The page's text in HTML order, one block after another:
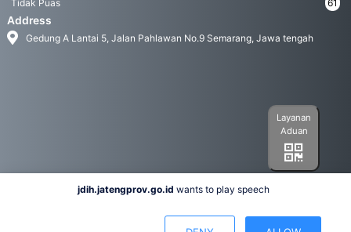
Tidak Puas
61
Address
Gedung A Lantai 5, Jalan Pahlawan No.9 Semarang, Jawa tengah
Layanan
Aduan
jdih.jatengprov.go.id wants to play speech